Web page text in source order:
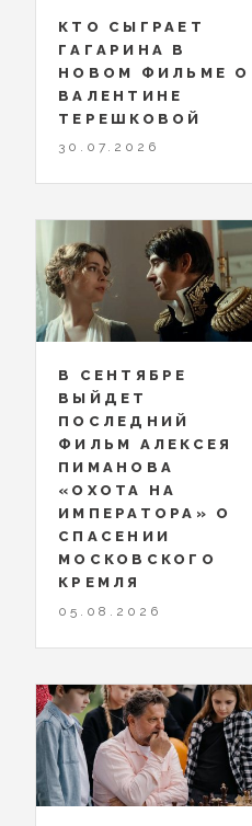
КТО СЫГРАЕТ
ГАГАРИНА В
НОВОМ ФИЛЬМЕ О
ВАЛЕНТИНЕ
ТЕРЕШКОВОЙ
30.07.2026
В СЕНТЯБРЕ
ВЫЙДЕТ
ПОСЛЕДНИЙ
ФИЛЬМ АЛЕКСЕЯ
ПИМАНОВА
«ОХОТА НА
ИМПЕРАТОРА» О
СПАСЕНИИ
МОСКОВСКОГО
КРЕМЛЯ
05.08.2026